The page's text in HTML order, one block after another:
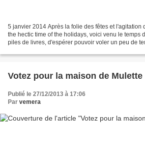
5 janvier 2014 Après la folie des fêtes et l'agitation
the hectic time of the holidays, voici venu le temps
piles de livres, d'espérer pouvoir voler un peu de
Votez pour la maison de Mulette
Publié le 27/12/2013 à 17:06
Par vemera